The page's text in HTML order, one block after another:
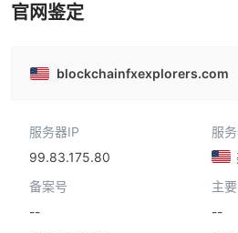
官网鉴定
blockchainfxexplorers.com
服务器IP
99.83.175.80
服
备案号
--
主
--